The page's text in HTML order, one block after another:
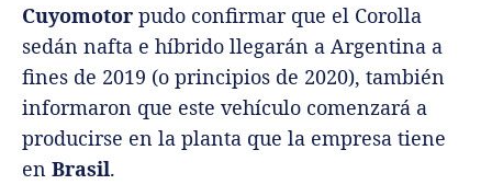
Cuyomotor pudo confirmar que el Corolla
sedán nafta e híbrido llegarán a Argentina a
fines de 2019 (o principios de 2020), también
informaron que este vehículo comenzará a
producirse en la planta que la empresa tiene
en Brasil.